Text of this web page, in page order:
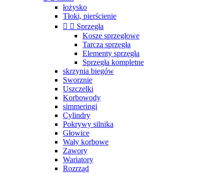
łożysko
Tłoki, pierścienie
  Sprzęgła
Kosze sprzęgłowe
Tarcza sprzęgła
Elementy sprzęgła
Sprzęgła kompletne
skrzynia biegów
Sworznie
Uszczelki
Korbowody
simmeringi
Cylindry
Pokrywy silnika
Głowice
Wały korbowe
Zawory
Wariatory
Rozrząd